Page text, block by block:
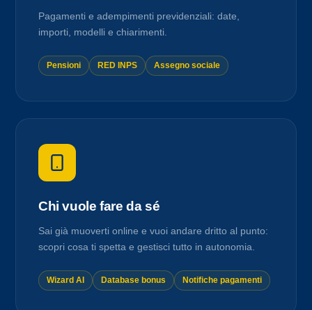
Pagamenti e adempimenti previdenziali: date,
importi, modelli e chiarimenti.
Pensioni RED INPS Assegno sociale
Chi vuole fare da sé
Sai già muoverti online e vuoi andare dritto al punto:
scopri cosa ti spetta e gestisci tutto in autonomia.
Wizard AI Database bonus Notifiche pagamenti